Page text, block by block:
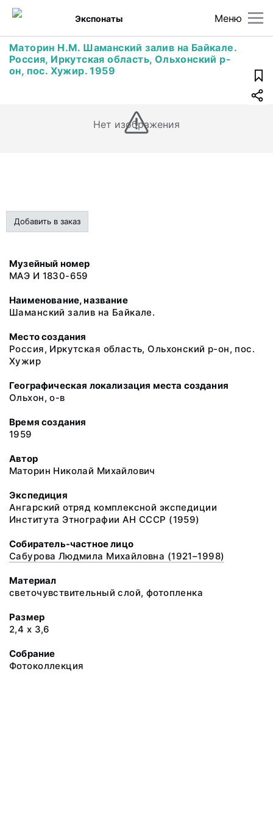
Меню
Экспонаты
Маторин Н.М. Шаманский залив на Байкале.
Россия, Иркутская область, Ольхонский р-
он, пос. Хужир. 1959
Нет изображения
Добавить в заказ
Музейный номер
МАЭ И 1830-659
Наименование, название
Шаманский залив на Байкале.
Место создания
Россия, Иркутская область, Ольхонский р-он, пос.
Хужир
Географическая локализация места создания
Ольхон, о-в
Время создания
1959
Автор
Маторин Николай Михайлович
Экспедиция
Ангарский отряд комплексной экспедиции
Института Этнографии АН СССР (1959)
Собиратель-частное лицо
Сабурова Людмила Михайловна (1921–1998)
Материал
светочувствительный слой, фотопленка
Размер
2,4 х 3,6
Собрание
Фотоколлекция